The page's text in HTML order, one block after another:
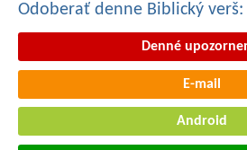
Odoberať denne Biblický verš:
Denné
E-mail
Android